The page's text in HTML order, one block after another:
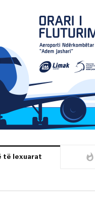
të lexuarat whatshot